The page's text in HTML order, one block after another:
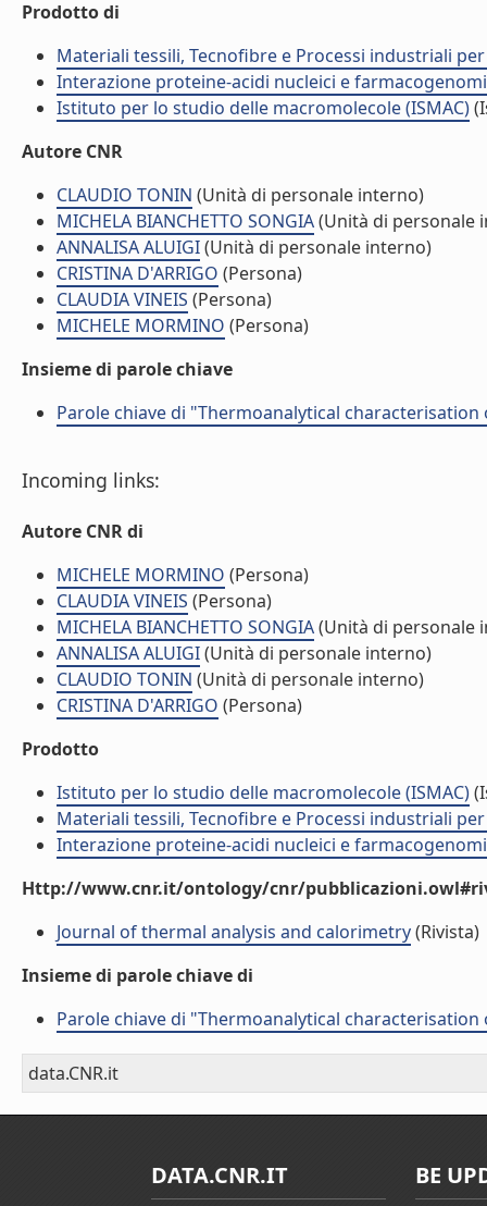
Prodotto di
Materiali tessili, Tecnofibre e Processi industriali per
Interazione proteine-acidi nucleici e
Istituto per lo studio delle macromolecole (ISMAC)
Autore CNR
CLAUDIO TONIN (Unità di personale interno)
MICHELA BIANCHETTO SONGIA(Unità di personale
ANNALISA ALUIGI(Unità di personale interno)
CRISTINA D'ARRIGO (Persona)
CLAUDIA VINEIS (Persona)
MICHELE MORMINO (Persona)
Insieme di parole chiave
Parole chiave di "Thermoanalytical
Incoming links:
Autore CNR di
MICHELE MORMINO (Persona)
CLAUDIA VINEIS (Persona)
MICHELA BIANCHETTO SONGIA(Unità di personale
ANNALISA ALUIGI(Unità di personale interno)
CLAUDIO TONIN (Unità di personale interno)
CRISTINA D'ARRIGO (Persona)
Prodotto
Istituto per lo studio delle macromolecole (ISMAC)
Materiali tessili, Tecnofibre e Processi industriali per
Interazione proteine-acidi nucleici e
Http://www.cnr.it/ontology/cnr/
Journal of thermal analysis and calorimetry(Rivista)
Insieme di parole chiave di
Parole chiave di "Thermoanalytical
data.CNR.it
DATA.CNR.IT BE